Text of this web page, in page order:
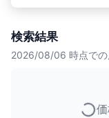
検索結果
2026/08/06 時点での